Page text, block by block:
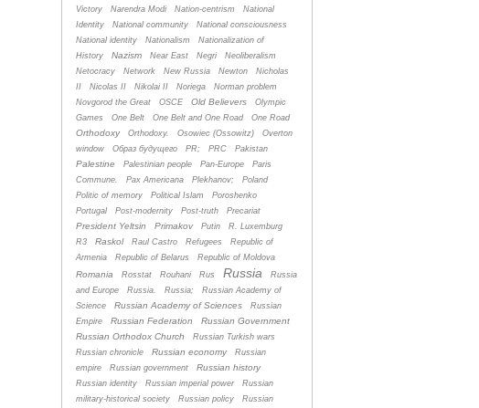
Victory
Narendra Modi Nation-centrism
National
Identity
National community
National consciousness
National identity
Nationalism
Nationalization of
History
Nazism Near East Negri
Neoliberalism
Netocracy
Network New Russia Newton
Nicholas
II
Nicolas II Nikolai II Noriega
Norman problem
Novgorod the Great
OSCE Old Believers
Olympic
Games
One Belt One Belt and One Road One Road
Orthodoxy Orthodoxy. Osowiec (Ossowitz)
Overton
window
Oбраз будущего PR; PRC Pakistan
Palestine Palestinian people Pan-Europe
Paris
Commune.
Pax Americana Plekhanov;
Poland
Politic of memory
Political Islam
Poroshenko
Portugal
Post-modernity Post-truth Precariat
President Yeltsin Primakov Putin
R. Luxemburg
R3
Raskol Raul Castro Refugees
Republic of
Armenia
Republic of Belarus Republic of Moldova
Romania Rosstat Rouhani Rus Russia
Russia
and Europe
Russia. Russia;
Russian Academy of
Science
Russian Academy of Sciences
Russian
Empire
Russian Federation
Russian Government
Russian Orthodox Church
Russian Turkish wars
Russian chronicle
Russian economy
Russian
empire
Russian government Russian history
Russian identity Russian imperial power
Russian
military-historical society
Russian policy Russian